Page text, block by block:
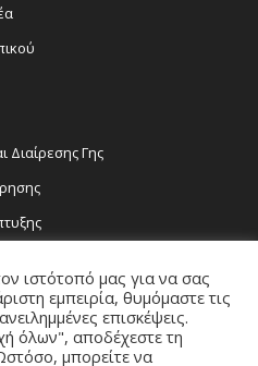
Διαίρεσης Γης
ιστότοπό μας για να σας
εμπειρία, θυμόμαστε τις
επισκέψεις.
όλων", αποδέχεστε τη
μπορείτε να